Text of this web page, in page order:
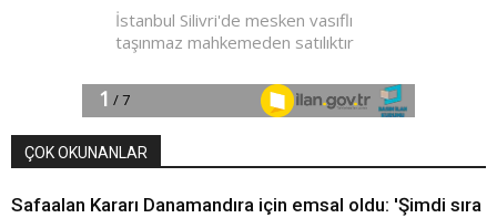
ÇOK OKUNANLAR
Safaalan Kararı Danamandıra için emsal oldu: 'Şimdi sıra